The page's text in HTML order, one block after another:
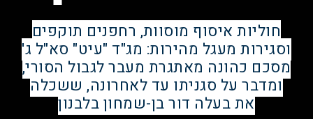
חוליות איסוף מוסוות, רחפנים תוקפים
וסגירות מעגל מהירות: מג"ד "עיט" סא"ל ג'
מסכם כהונה מאתגרת מעבר לגבול הסורי,
ומדבר על סגניתו עד לאחרונה, ששכלה
את בעלה דור בן-שמחון בלבנון